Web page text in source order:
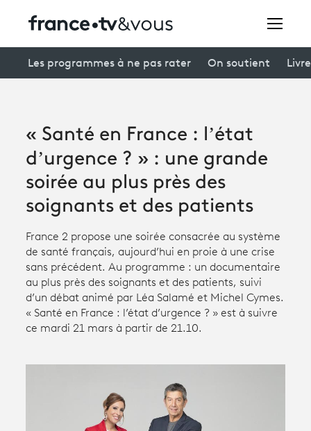
Creators
À la une
Participer et assister à une émission
À votre écoute
Productions et innovation
Programme tv
Les programmes à ne pas rater On soutient
« Santé en France : l’état
d’urgence ? » : une grande
soirée au plus près des
soignants et des patients
France 2 propose une soirée consacrée au système
de santé français, aujourd’hui en proie à une crise
sans précédent. Au programme : un documentaire
au plus près des soignants et des patients, suivi
d’un débat animé par Léa Salamé et Michel Cymes.
« Santé en France : l’état d’urgence ? » est à suivre
ce mardi 21 mars à partir de 21.10.